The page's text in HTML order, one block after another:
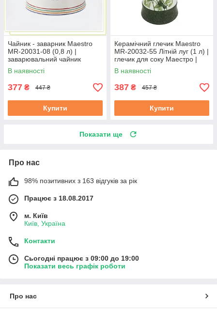
Чайник - заварник Maestro
MR-20031-08 (0,8 л) |
заварювальний чайник
Маестро | керамічний чайник
Маестро
В наявності
377 ₴ 447 ₴
Купити
Керамічний глечик Maestro
MR-20032-55 Літній луг (1 л) |
глечик для соку Маестро |
ємність для води Маестро
В наявності
387 ₴ 457 ₴
Купити
Показати ще
Про нас
98% позитивних з 163 відгуків за рік
Працює з 18.08.2017
м. Київ
Київ, Україна
Контакти
Сьогодні працює з 09:00 до 19:00
Показати весь графік роботи
Про нас